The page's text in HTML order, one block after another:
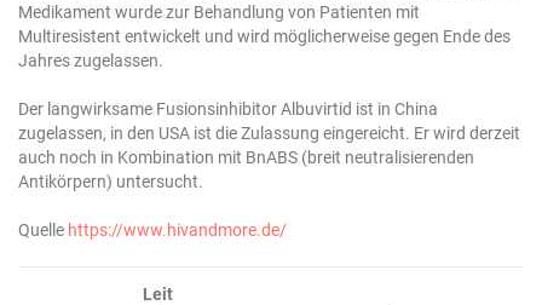
Medikament wurde zur Behandlung von Patienten mit
Multiresistent entwickelt und wird möglicherweise gegen Ende des
Jahres zugelassen.
Der langwirksame Fusionsinhibitor Albuvirtid ist in China
zugelassen, in den USA ist die Zulassung eingereicht. Er wird derzeit
auch noch in Kombination mit BnABS (breit neutralisierenden
Antikörpern) untersucht.
Quelle https://www.hivandmore.de/
Leit